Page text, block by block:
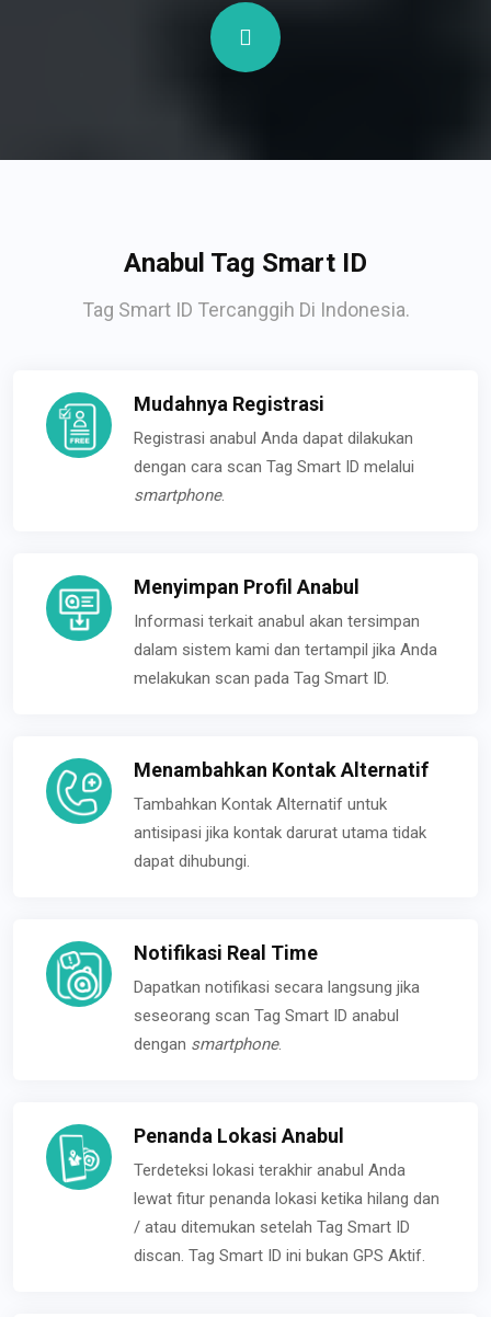
Anabul Tag Smart ID
Tag Smart ID Tercanggih Di Indonesia.
Mudahnya Registrasi
Registrasi anabul Anda dapat dilakukan
dengan cara scan Tag Smart ID melalui
smartphone.
Menyimpan Profil Anabul
Informasi terkait anabul akan tersimpan
dalam sistem kami dan tertampil jika Anda
melakukan scan pada Tag Smart ID.
Menambahkan Kontak Alternatif
Tambahkan Kontak Alternatif untuk
antisipasi jika kontak darurat utama tidak
dapat dihubungi.
Notifikasi Real Time
Dapatkan notifikasi secara langsung jika
seseorang scan Tag Smart ID anabul
dengan smartphone.
Penanda Lokasi Anabul
Terdeteksi lokasi terakhir anabul Anda
lewat fitur penanda lokasi ketika hilang dan
/ atau ditemukan setelah Tag Smart ID
discan. Tag Smart ID ini bukan GPS Aktif.